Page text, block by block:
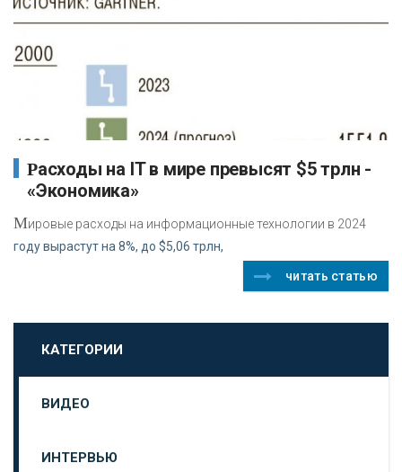
Расходы на IT в мире превысят $5 трлн -
«Экономика»
Мировые расходы на информационные технологии в 2024
году вырастут на 8%, до $5,06 трлн,
читать статью
КАТЕГОРИИ
ВИДЕО
ИНТЕРВЬЮ